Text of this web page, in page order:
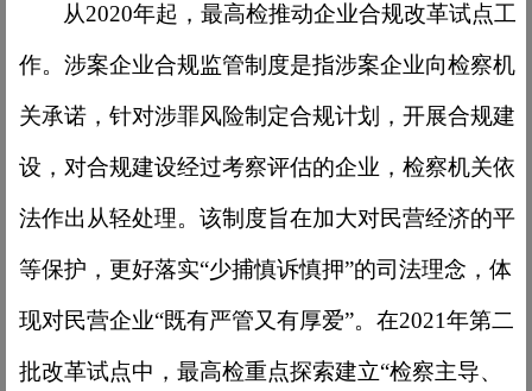
从2020年起，最高检推动企业合规改革试点工
作。涉案企业合规监管制度是指涉案企业向检察机
关承诺，针对涉罪风险制定合规计划，开展合规建
设，对合规建设经过考察评估的企业，检察机关依
法作出从轻处理。该制度旨在加大对民营经济的平
等保护，更好落实“少捕慎诉慎押”的司法理念，体
现对民营企业“既有严管又有厚爱”。在2021年第二
批改革试点中，最高检重点探索建立“检察主导、